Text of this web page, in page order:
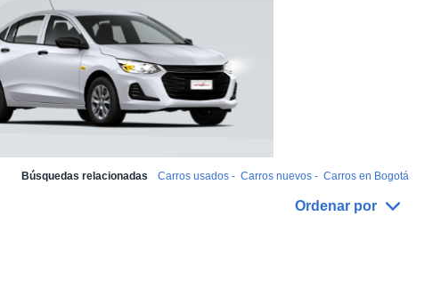
Búsquedas relacionadas Carros usados - Carros nuevos - Carros en Bogotá
Ordenar por